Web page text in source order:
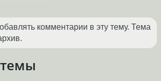
комментарии в эту тему. Тема